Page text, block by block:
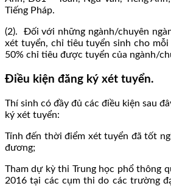
Tiếng Pháp.
(2). Đối với những ngành/chuyên
xét tuyển, chỉ tiêu tuyển sinh cho
50% chỉ tiêu được tuyển của ngành/
Điều kiện đăng ký xét tuyển.
Thí sinh có đầy đủ các điều kiện sau
ký xét tuyển:
Tính đến thời điểm xét tuyển đã tốt
đương;
Tham dự kỳ thi Trung học phổ thông
2016 tại các cụm thi do các trường